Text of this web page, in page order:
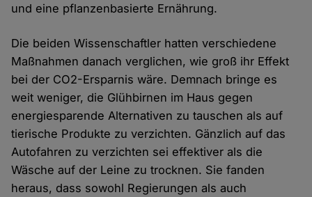
und eine pflanzenbasierte Ernährung.
Die beiden Wissenschaftler hatten verschiedene
Maßnahmen danach verglichen, wie groß ihr Effekt
bei der CO2-Ersparnis wäre. Demnach bringe es
weit weniger, die Glühbirnen im Haus gegen
energiesparende Alternativen zu tauschen als auf
tierische Produkte zu verzichten. Gänzlich auf das
Autofahren zu verzichten sei effektiver als die
Wäsche auf der Leine zu trocknen. Sie fanden
heraus, dass sowohl Regierungen als auch